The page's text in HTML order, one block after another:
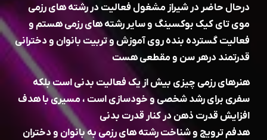
درحال حاضر در شیراز مشغول فعالیت در رشته های رزمی
موی تای کیک بوکسینگ و سایر رشته های رزمی هستم و
فعالیت گسترده بنده روی آموزش و تربیت بانوان و دخترانی
قدرتمند درهر سن و مقطعی هست
هنرهای رزمی چیزی بیش از یک فعالیت بدنی است بلکه
سفری برای رشد شخصی و خودسازی است ، مسیری با هدف
افزایش قدرت ذهن در کنار قدرت بدنی
هدفم ترویج و شناخت رشته های رزمی به بانوان و دختران